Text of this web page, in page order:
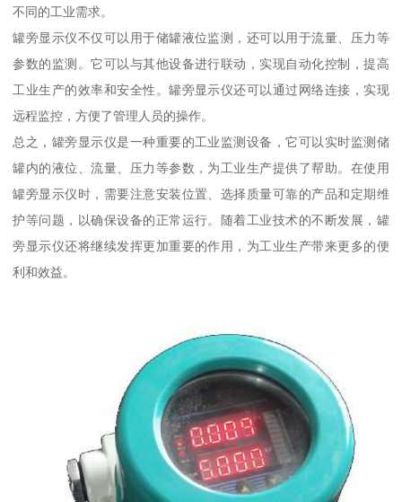
不同的工业需求。
罐旁显示仪不仅可以用于储罐液位监测，还可以用于流量、压力等
参数的监测。它可以与其他设备进行联动，实现自动化控制，提高
工业生产的效率和安全性。罐旁显示仪还可以通过网络连接，实现
远程监控，方便了管理人员的操作。
总之，罐旁显示仪是一种重要的工业监测设备，它可以实时监测储
罐内的液位、流量、压力等参数，为工业生产提供了帮助。在使用
罐旁显示仪时，需要注意安装位置、选择质量可靠的产品和定期维
护等问题，以确保设备的正常运行。随着工业技术的不断发展，罐
旁显示仪还将继续发挥更加重要的作用，为工业生产带来更多的便
利和效益。